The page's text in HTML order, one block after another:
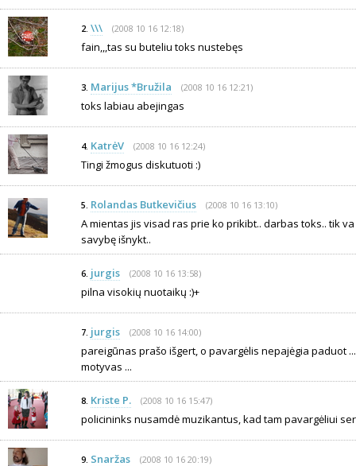
2. \\\ (2008 10 16 12:18)
fain,,,tas su buteliu toks nustebęs
3. Marijus *Bružila (2008 10 16 12:21)
toks labiau abejingas
4. KatrėV (2008 10 16 12:24)
Tingi žmogus diskutuoti :)
5. Rolandas Butkevičius (2008 10 16 13:10)
A mientas jis visad ras prie ko prikibt.. darbas toks.. tik
savybę išnykt..
6. jurgis (2008 10 16 13:58)
pilna visokių nuotaikų :)+
7. jurgis (2008 10 16 14:00)
pareigūnas prašo išgert, o pavargėlis nepajėgia paduot
motyvas ...
8. Kriste P. (2008 10 16 15:47)
policininks nusamdė muzikantus, kad tam pavargėliui
9. Snaržas (2008 10 16 20:19)